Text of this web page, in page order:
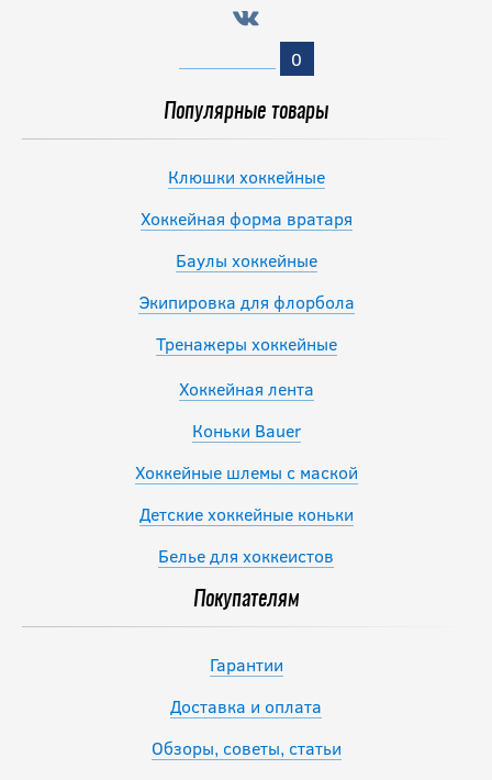
0
Популярные товары
Клюшки хоккейные
Хоккейная форма вратаря
Баулы хоккейные
Экипировка для флорбола
Тренажеры хоккейные
Хоккейная лента
Коньки Bauer
Хоккейные шлемы с маской
Детские хоккейные коньки
Белье для хоккеистов
Покупателям
Гарантии
Доставка и оплата
Обзоры, советы, статьи